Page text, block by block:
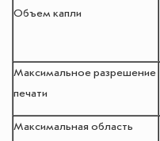
Объем капли
Максимальное разрешение
печати
Максимальная область